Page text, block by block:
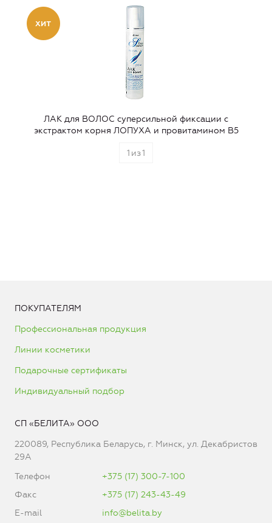
ЛАК для ВОЛОС суперсильной фиксации с
экстрактом корня ЛОПУХА и провитамином В5
1 из1
ПОКУПАТЕЛЯМ
Профессиональная продукция
Линии косметики
Подарочные сертификаты
Индивидуальный подбор
СП «БЕЛИТА» ООО
220089, Республика Беларусь, г. Минск, ул. Декабристов
29А
Телефон
+375 (17) 300-7-100
Факс
+375 (17) 243-43-49
E-mail
info@belita.by